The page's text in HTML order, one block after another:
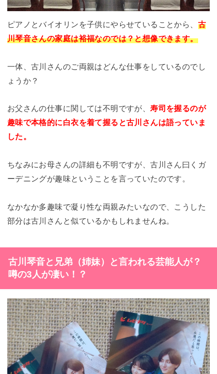
ピアノとバイオリンを子供にやらせていることから、 古
川琴音さんの家庭は裕福なのでは？と想像できます。
一体、古川さんのご両親はどんな仕事をしているのでし
ょうか？
お父さんの仕事に関しては不明ですが、寿司を握るのが
趣味で本格的に白衣を着て握ると古川さんは語っていま
した。
ちなみにお母さんの詳細も不明ですが、古川さん曰くガ
ーデニングが趣味ということを言っていたのです。
なかなか多趣味で凝り性な両親みたいなので、こうした
部分は古川さんと似ているかもしれませんね。
古川琴音と兄弟（姉妹）と言われる芸能人が？
噂の3人が凄い！？